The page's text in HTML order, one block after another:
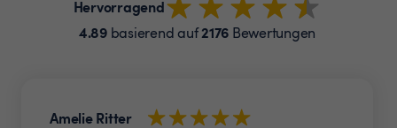
Hervorragend
4.89basierend auf2176 Bewertungen
Amelie Ritter